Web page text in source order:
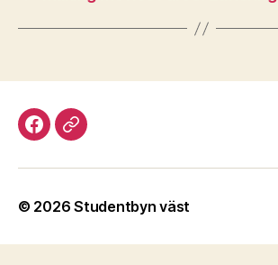
Facebook
Discord
© 2026Studentbyn väst